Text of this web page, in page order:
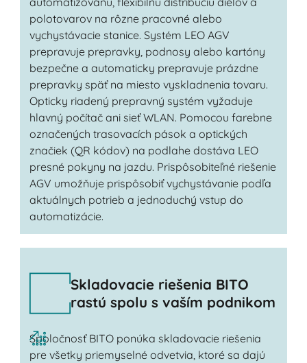
polotovarov na rôzne pracovné alebo
vychystávacie stanice. Systém LEO AGV
prepravuje prepravky, podnosy alebo kartóny
bezpečne a automaticky prepravuje prázdne
prepravky späť na miesto vyskladnenia tovaru.
Opticky riadený prepravný systém vyžaduje
hlavný počítač ani sieť WLAN. Pomocou farebne
označených trasovacích pások a optických
značiek (QR kódov) na podlahe dostáva LEO
presné pokyny na jazdu. Prispôsobiteľné riešenie
AGV umožňuje prispôsobiť vychystávanie podľa
aktuálnych potrieb a jednoduchý vstup do
automatizácie.
Skladovacie riešenia BITO
rastú spolu s vaším podnikom
Spoločnosť BITO ponúka skladovacie riešenia
pre všetky priemyselné odvetvia, ktoré sa dajú